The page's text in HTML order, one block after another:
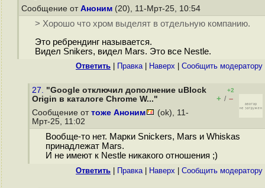
Сообщение от Аноним (20), 11-Мрт-25, 10:54
> Хорошо что хром выделят в отдельную компанию.
Это ребрендинг называется.
Видел Snikers, видел Mars. Это все Nestle.
Ответить Правка| Наверх Cообщить модератору
27. "Google отключил дополнение uBlock
Origin в каталоге Chrome W..."
+2
+ / –
Сообщение от тоже Аноним
(ok), 11-
Мрт-25, 11:02
Вообще-то нет. Марки Snickers, Mars и Whiskas
принадлежат Mars.
И не имеют к Nestle никакого отношения ;)
Ответить Правка| Наверх Cообщить модератору